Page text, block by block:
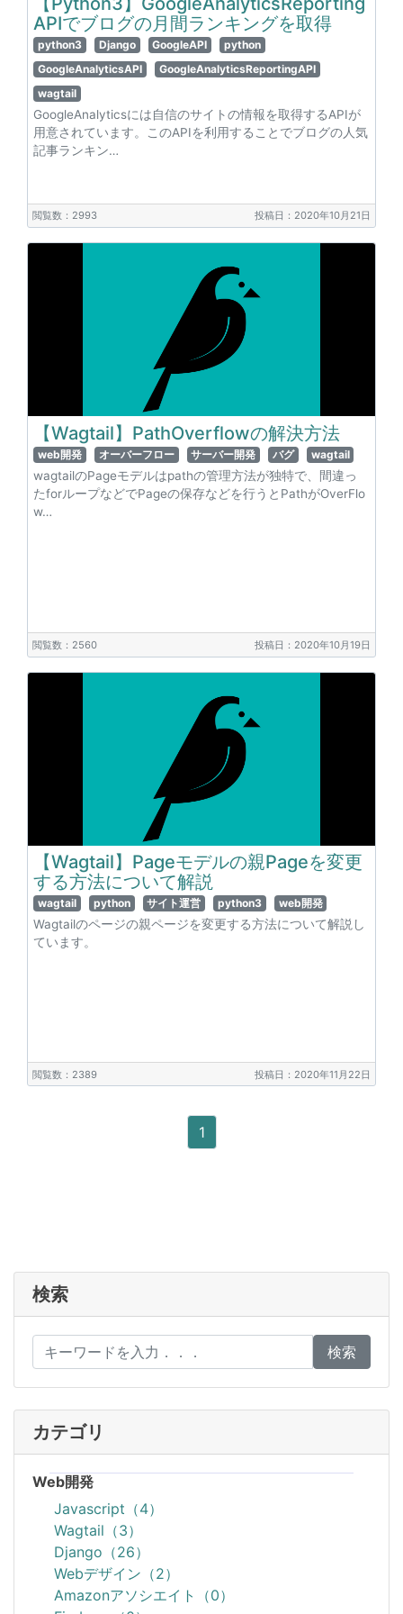
APIでブログの月間ランキングを取得
python3 Django GoogleAPI
python
GoogleAnalyticsAPI
GoogleAnalyticsReportingAPI
wagtail
GoogleAnalyticsには自信のサイトの情報を取得するAPIが
用意されています。このAPIを利用することでブログの人気
記事ランキン…
閲覧数：2993 投稿日：2020年10月21日
【Wagtail】PathOverflowの解決方法
web開発 オーバーフロー サーバー開発 バグ wagtail
wagtailのPageモデルはpathの管理方法が独特で、間違っ
たforループなどでPageの保存などを行うとPathがOverFlo
w…
閲覧数：2560 投稿日：2020年10月19日
【Wagtail】Pageモデルの親Pageを変更
する方法について解説
wagtail python サイト運営 python3 web開発
Wagtailのページの親ページを変更する方法について解説し
ています。
閲覧数：2389 投稿日：2020年11月22日
1
検索
検索
カテゴリ
Web開発
Javascript（4）
Wagtail（3）
Django（26）
Webデザイン（2）
Amazonアソシエイト（0）